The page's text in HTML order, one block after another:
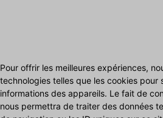
Pour offrir les meilleures expériences,
technologies telles que les cookies
informations des appareils. Le fait de
nous permettra de traiter des données